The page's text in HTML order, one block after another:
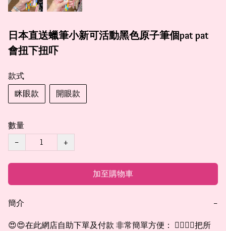
日本直送蠟筆小新可活動黑色原子筆個pat pat
會扭下扭吓
款式
眯眼款
開眼款
數量
−
+
加至購物車
簡介 −
😍😍在此網店自助下單及付款 非常簡單方便： 👉🏻👉🏻把所